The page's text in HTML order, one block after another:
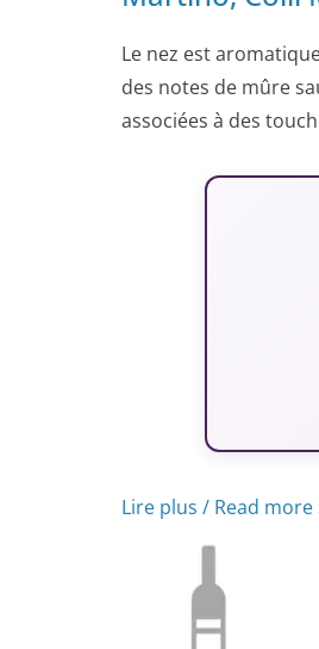
Le nez est
des notes de mûre
associées à des
Lire plus / Read more